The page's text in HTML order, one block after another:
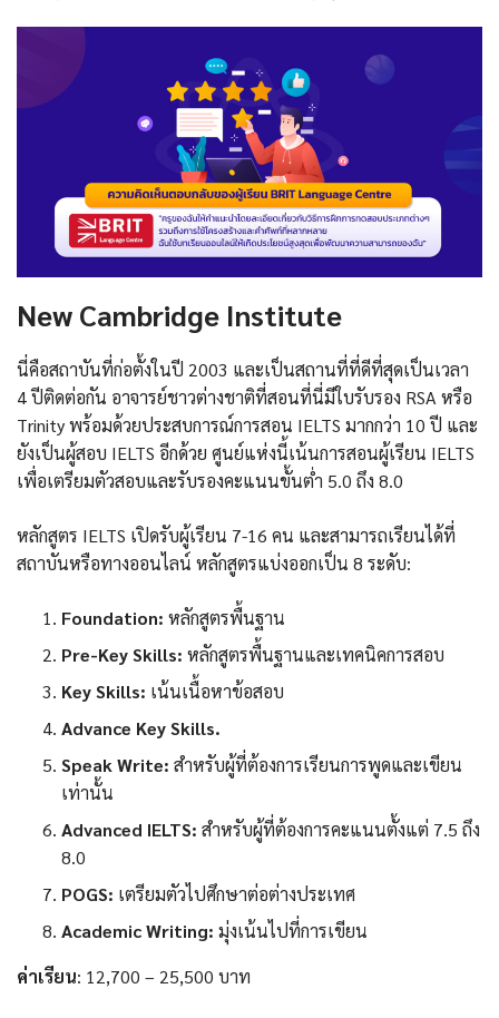
New Cambridge Institute
นี่คือสถาบันที่ก่อตั้งในปี 2003 และเป็นสถานที่ที่ดีที่สุดเป็นเวลา
4 ปีติดต่อกัน อาจารย์ชาวต่างชาติที่สอนที่นี่มีใบรับรอง RSA หรือ
Trinity พร้อมด้วยประสบการณ์การสอน IELTS มากกว่า 10 ปี และ
ยังเป็นผู้สอบ IELTS อีกด้วย ศูนย์แห่งนี้เน้นการสอนผู้เรียน IELTS
เพื่อเตรียมตัวสอบและรับรองคะแนนขั้นต่ำ 5.0 ถึง 8.0
หลักสูตร IELTS เปิดรับผู้เรียน 7-16 คน และสามารถเรียนได้ที่
สถาบันหรือทางออนไลน์ หลักสูตรแบ่งออกเป็น 8 ระดับ:
Foundation: หลักสูตรพื้นฐาน
Pre-Key Skills: หลักสูตรพื้นฐานและเทคนิคการสอบ
Key Skills: เน้นเนื้อหาข้อสอบ
Advance Key Skills.
Speak Write: สำหรับผู้ที่ต้องการเรียนการพูดและเขียน
เท่านั้น
Advanced IELTS: สำหรับผู้ที่ต้องการคะแนนตั้งแต่ 7.5 ถึง
8.0
POGS: เตรียมตัวไปศึกษาต่อต่างประเทศ
Academic Writing: มุ่งเน้นไปที่การเขียน
ค่าเรียน: 12,700 – 25,500 บาท